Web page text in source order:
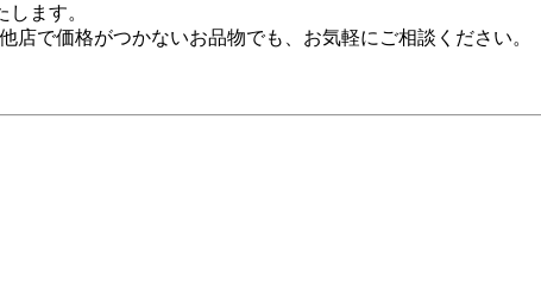
ます。
で価格がつかないお品物でも、お気軽にご相談ください。